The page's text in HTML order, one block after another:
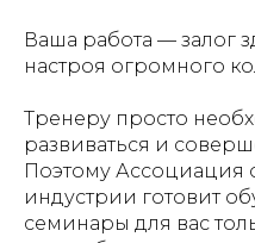
Ваша работа — залог
настроя огромного
Тренеру просто
развиваться и
Поэтому Ассоциация
индустрии готовит
семинары для вас